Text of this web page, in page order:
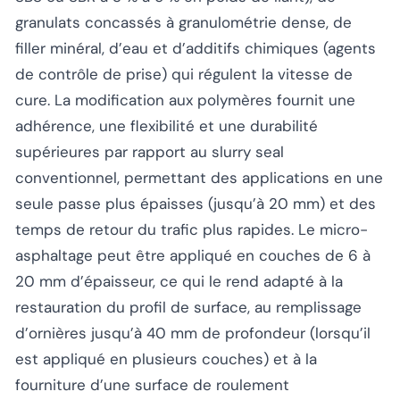
granulats concassés à granulométrie dense, de
filler minéral, d’eau et d’additifs chimiques (agents
de contrôle de prise) qui régulent la vitesse de
cure. La modification aux polymères fournit une
adhérence, une flexibilité et une durabilité
supérieures par rapport au slurry seal
conventionnel, permettant des applications en une
seule passe plus épaisses (jusqu’à 20 mm) et des
temps de retour du trafic plus rapides. Le micro-
asphaltage peut être appliqué en couches de 6 à
20 mm d’épaisseur, ce qui le rend adapté à la
restauration du profil de surface, au remplissage
d’ornières jusqu’à 40 mm de profondeur (lorsqu’il
est appliqué en plusieurs couches) et à la
fourniture d’une surface de roulement